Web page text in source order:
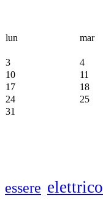
lun
mar
3 4
10
11
17
18
24
25
31
essere elettrico